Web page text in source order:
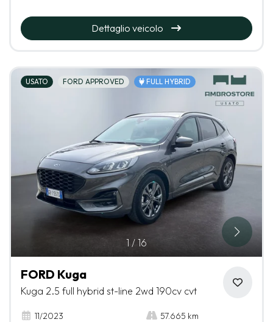
Dettaglio veicolo
1 / 16
USATO FORD APPROVED FULL HYBRID
FORD Kuga
Kuga 2.5 full hybrid st-line 2wd 190cv cvt
11/2023
57.665 km